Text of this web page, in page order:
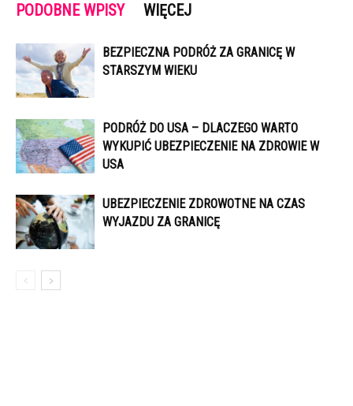
PODOBNE WPISY WIĘCEJ
BEZPIECZNA PODRÓŻ ZA GRANICĘ W
STARSZYM WIEKU
PODRÓŻ DO USA – DLACZEGO WARTO
WYKUPIĆ UBEZPIECZENIE NA ZDROWIE W
USA
UBEZPIECZENIE ZDROWOTNE NA CZAS
WYJAZDU ZA GRANICĘ